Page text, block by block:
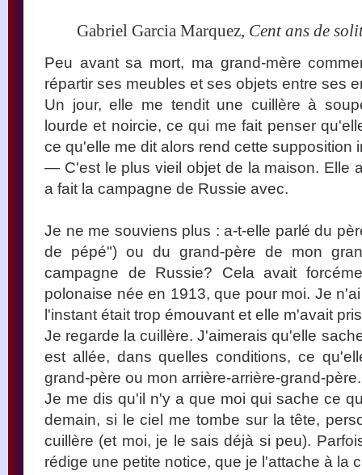
Gabriel Garcia Marquez, Cent ans de
Peu avant sa mort, ma grand-mère
répartir ses meubles et ses objets entre ses
Un jour, elle me tendit une cuillère à
lourde et noircie, ce qui me fait penser
ce qu'elle me dit alors rend cette supposition
— C'est le plus vieil objet de la maison. Elle
a fait la campagne de Russie avec.
Je ne me souviens plus : a-t-elle parlé du
de pépé") ou du grand-père de mon
campagne de Russie? Cela avait
polonaise née en 1913, que pour moi. Je
l'instant était trop émouvant et elle m'avait
Je regarde la cuillère. J'aimerais qu'elle
est allée, dans quelles conditions, ce
grand-père ou mon arrière-arrière-grand-père.
Je me dis qu'il n'y a que moi qui sache ce
demain, si le ciel me tombe sur la tête,
cuillère (et moi, je le sais déjà si peu).
rédige une petite notice, que je l'attache à la